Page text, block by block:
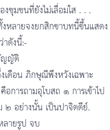
งชุมชนที่ยังไม่เลื่อมใส . . .
ลายจงยกสิกขาบทนี้ขึ้นแสดง
ดังนี้:-
ญัติ
ดือน ภิกษุณีพึงหวังเฉพาะ
การถามอุโบสถ ๑ การเข้าไป
๒ อย่างนั้น เป็นปาจิตตีย์.
ายรูป จบ